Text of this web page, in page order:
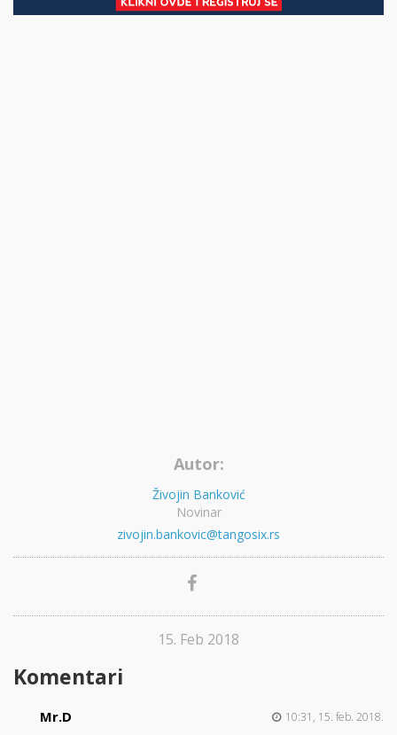
Autor:
Živojin Banković
Novinar
zivojin.bankovic@tangosix.rs
15. Feb 2018
Komentari
Mr.D 10:31, 15. feb. 2018.